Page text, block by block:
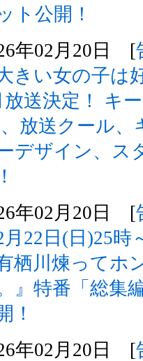
ト公開！
年02月20日 [
大きい女の子は
放送決定！ キ
放送クール
デザイン、ス
年02月20日 [
2月22日(日)25
有栖川煉ってホ
』特番「総集
！
年02月20日 [